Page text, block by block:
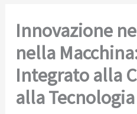
Innovazione
nella
Integrato alla
alla Tecnologia